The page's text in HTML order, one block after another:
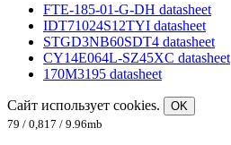
FTE-185-01-G-DH datasheet
IDT71024S12TYI datasheet
STGD3NB60SDT4 datasheet
CY14E064L-SZ45XC datasheet
170M3195 datasheet
Сайт использует cookies.
OK
79 / 0,817 / 9.96mb